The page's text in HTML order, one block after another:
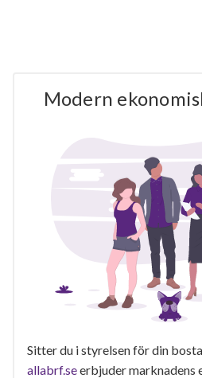
Modern
Sitter du i styrelsen för din
allabrf.seerbjuder marknadens